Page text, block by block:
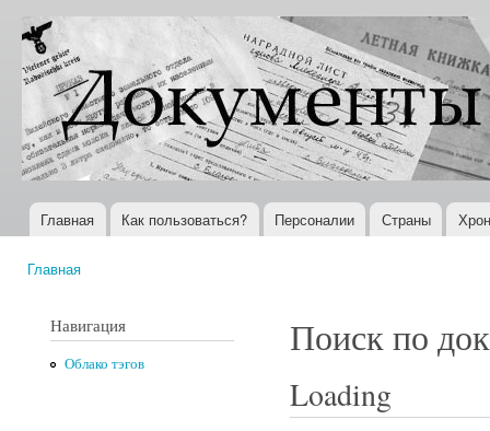
Документы
XX века
Всемирная
история в
Интернете
Главное меню
Главная Как пользоваться? Персоналии Страны
Главная
Навигация
Облако тэгов
Поиск по
Loading